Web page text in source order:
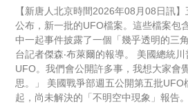
【新唐人北京時間2026年08月08日訊
公布，新一批的UFO檔案。這些檔案包
中一起事件披露了一個「幾乎透明的三
台記者傑森‧布萊爾的報導。 美國總統
UFO。我們會公開許多事，我想大家會
思。」 美國戰爭部週五公開第五批UFO
起，尚未解決的「不明空中現象」報告